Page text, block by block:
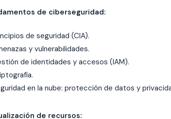
de ciberseguridad:
de seguridad (CIA).
y vulnerabilidades.
de identidades y accesos (IAM).
en la nube: protección de datos y
de recursos: